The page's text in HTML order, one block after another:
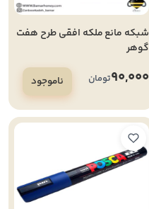
شبکه مانع ملکه افقی طرح هفت
گوهر
90,000تومان ناموجود